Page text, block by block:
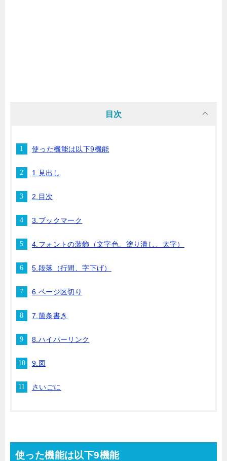
目次
使った機能は以下9機能
1.見出し
2.目次
3.ブックマーク
4.フォントの装飾（文字色、塗り潰し、太字）
5.段落（行間、字下げ）
6.ページ区切り
7.箇条書き
8.ハイパーリンク
9.図
さいごに
使った機能は以下9機能